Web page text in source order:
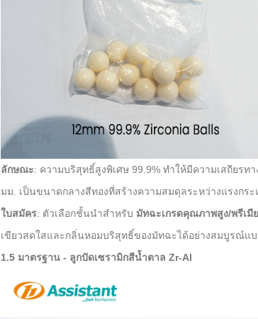
ลักษณะ: ความบริสุทธิ์สูงพิเศษ 99.9% ทำให้มีความเสถียรท
มม. เป็นขนาดกลางสีทองที่สร้างความสมดุลระหว่างแรงกร
ใบสมัคร: ตัวเลือกชั้นนำสำหรับ มัทฉะเกรดคุณภาพสูง/พรีเมี
เขียวสดใสและกลิ่นหอมบริสุทธิ์ของมัทฉะได้อย่างสมบูรณ์แ
1.5 มาตรฐาน - ลูกปัดเซรามิกสีน้ำตาล Zr-Al